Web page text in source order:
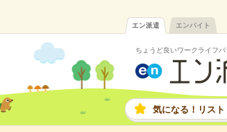
エン派遣 エンバイト
ちょうど良いワークライフバ
気になる！リスト